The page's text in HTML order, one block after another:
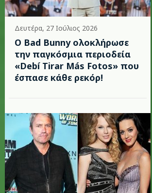
Δευτέρα, 27 Ιούλιος 2026
Ο Bad Bunny ολοκλήρωσε
την παγκόσμια περιοδεία
«Debí Tirar Más Fotos» που
έσπασε κάθε ρεκόρ!